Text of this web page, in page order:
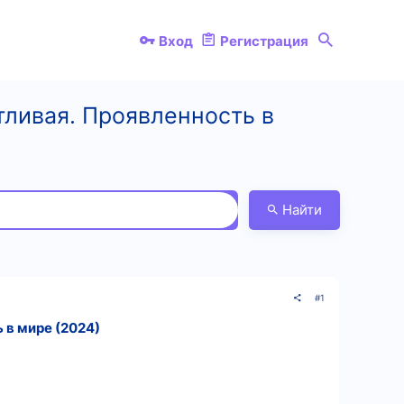
Вход Регистрация
Проявленность в
Найти
#1
в мире (2024)